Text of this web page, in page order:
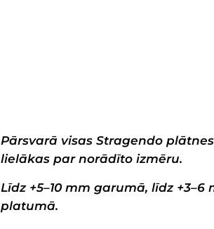
Pārsvarā visas Stragendo
lielākas par norādīto izmēru.
Līdz +5–10 mm garumā, līdz +3–6
platumā.